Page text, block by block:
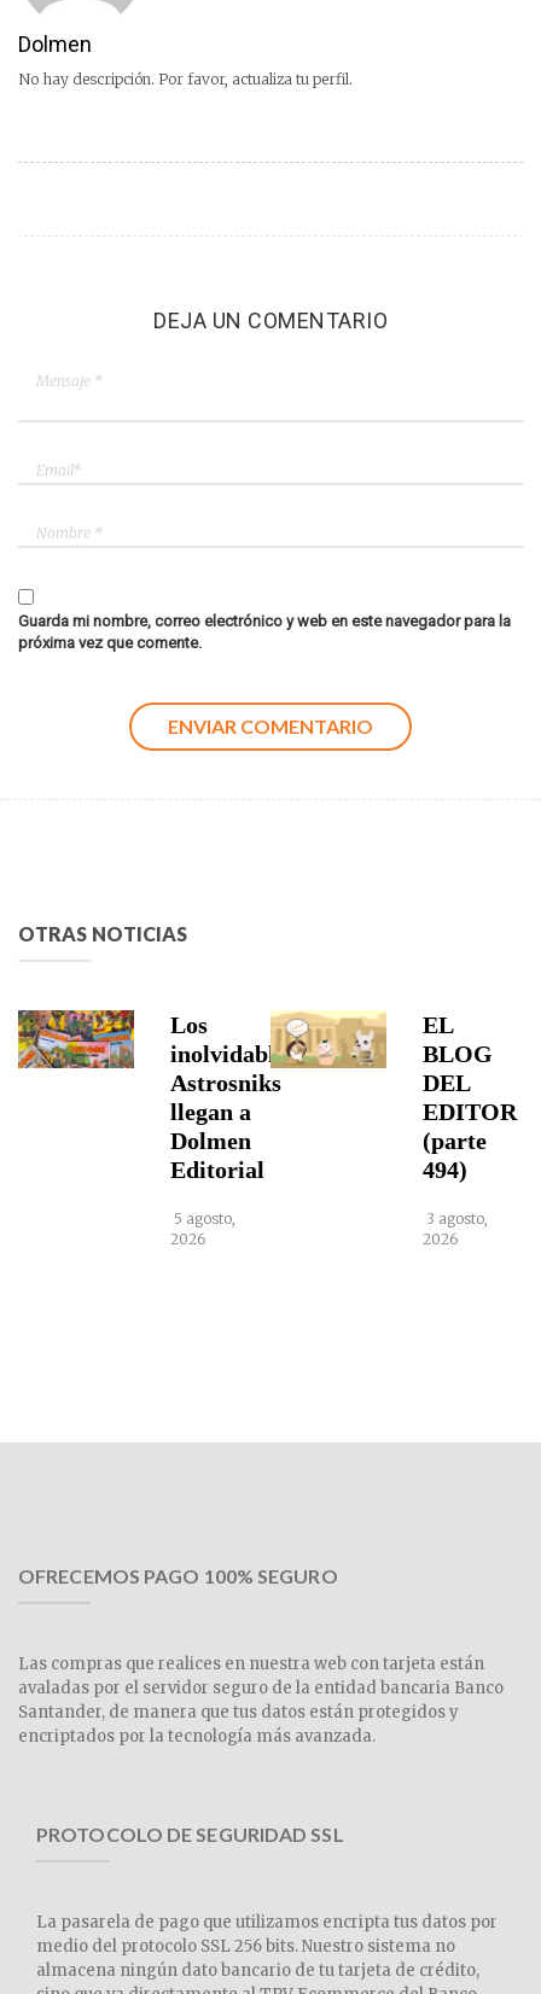
Dolmen
No hay descripción. Por favor, actualiza tu perfil.
DEJA UN COMENTARIO
Guarda mi nombre, correo electrónico y web en este navegador para la
próxima vez que comente.
OTRAS NOTICIAS
Los
inolvidables
Astrosniks
llegan a
Dolmen
Editorial
5 agosto,
2026
EL
BLOG
DEL
EDITOR
(parte
494)
3 agosto,
2026
OFRECEMOS PAGO 100% SEGURO
Las compras que realices en nuestra web con tarjeta están
avaladas por el servidor seguro de la entidad bancaria Banco
Santander, de manera que tus datos están protegidos y
encriptados por la tecnología más avanzada.
PROTOCOLO DE SEGURIDAD SSL
La pasarela de pago que utilizamos encripta tus datos por
medio del protocolo SSL 256 bits. Nuestro sistema no
almacena ningún dato bancario de tu tarjeta de crédito,